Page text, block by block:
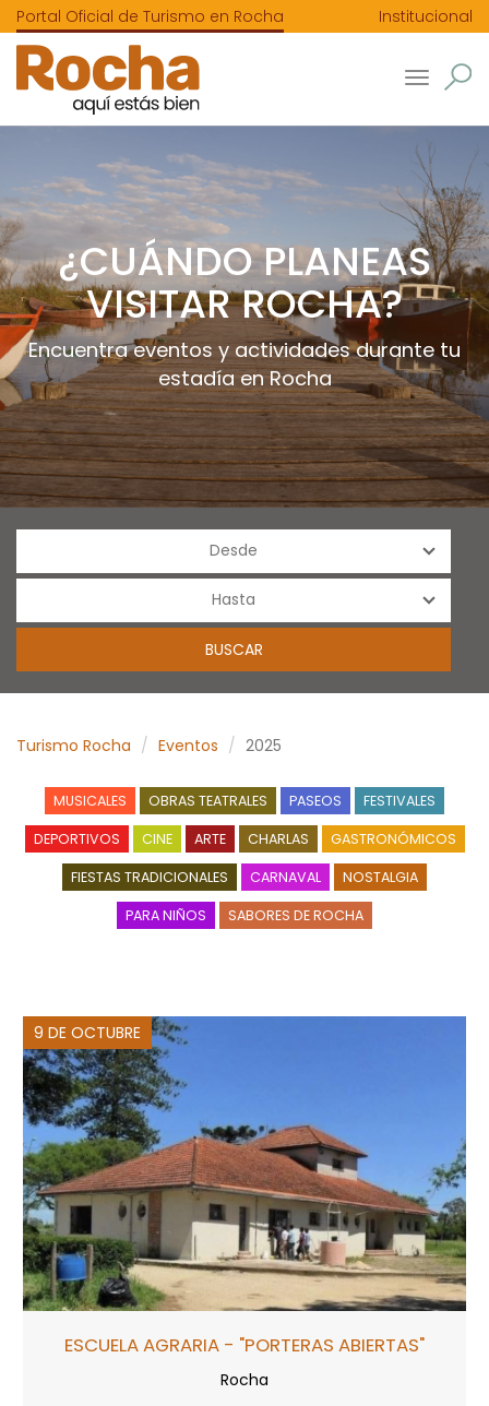
Portal Oficial de Turismo en Rocha Institucional
Toggle
¿CUÁNDO PLANEAS
VISITAR ROCHA?
Encuentra eventos y actividades durante tu
estadía en Rocha
Turismo Rocha Eventos 2025
MUSICALES OBRAS TEATRALES PASEOS FESTIVALES
DEPORTIVOS CINE ARTE CHARLAS GASTRONÓMICOS
FIESTAS TRADICIONALES CARNAVAL NOSTALGIA
PARA NIÑOS SABORES DE ROCHA
9 DE OCTUBRE
ESCUELA AGRARIA - "PORTERAS ABIERTAS"
Rocha